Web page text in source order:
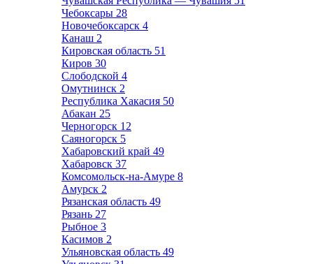
Чебоксары 28
Новочебоксарск 4
Канаш 2
Кировская область 51
Киров 30
Слободской 4
Омутнинск 2
Республика Хакасия 50
Абакан 25
Черногорск 12
Саяногорск 5
Хабаровский край 49
Хабаровск 37
Комсомольск-на-Амуре 8
Амурск 2
Рязанская область 49
Рязань 27
Рыбное 3
Касимов 2
Ульяновская область 49